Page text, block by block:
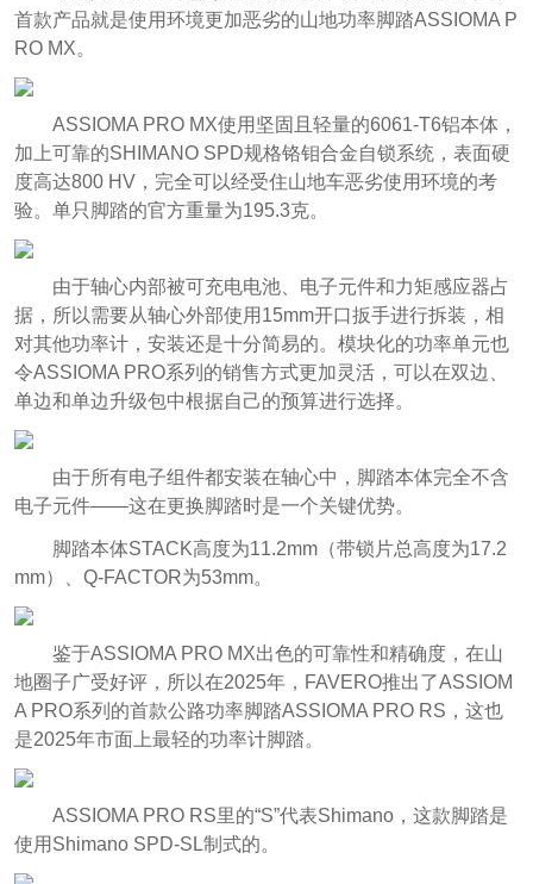
首款产品就是使用环境更加恶劣的山地功率脚踏ASSIOMA P
RO MX。
ASSIOMA PRO MX使用坚固且轻量的6061-T6铝本体，
加上可靠的SHIMANO SPD规格铬钼合金自锁系统，表面硬
度高达800 HV，完全可以经受住山地车恶劣使用环境的考
验。单只脚踏的官方重量为195.3克。
由于轴心内部被可充电电池、电子元件和力矩感应器占
据，所以需要从轴心外部使用15mm开口扳手进行拆装，相
对其他功率计，安装还是十分简易的。模块化的功率单元也
令ASSIOMA PRO系列的销售方式更加灵活，可以在双边、
单边和单边升级包中根据自己的预算进行选择。
由于所有电子组件都安装在轴心中，脚踏本体完全不含
电子元件——这在更换脚踏时是一个关键优势。
脚踏本体STACK高度为11.2mm（带锁片总高度为17.2
mm）、Q-FACTOR为53mm。
鉴于ASSIOMA PRO MX出色的可靠性和精确度，在山
地圈子广受好评，所以在2025年，FAVERO推出了ASSIOM
A PRO系列的首款公路功率脚踏ASSIOMA PRO RS，这也
是2025年市面上最轻的功率计脚踏。
ASSIOMA PRO RS里的“S”代表Shimano，这款脚踏是
使用Shimano SPD-SL制式的。